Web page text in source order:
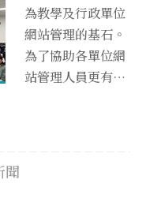
為教學及行政單位
網站管理的基石。
為了協助各單位網
站管理人員更有…
聞